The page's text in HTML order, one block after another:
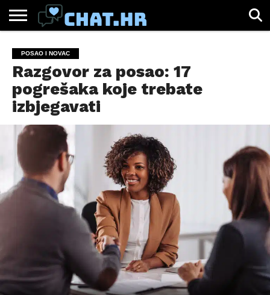
CHAT.HR
ZABAVA
ŽIVOT
VIRALNO
POSAO I NOVAC
Razgovor za posao: 17
pogrešaka koje trebate
izbjegavati